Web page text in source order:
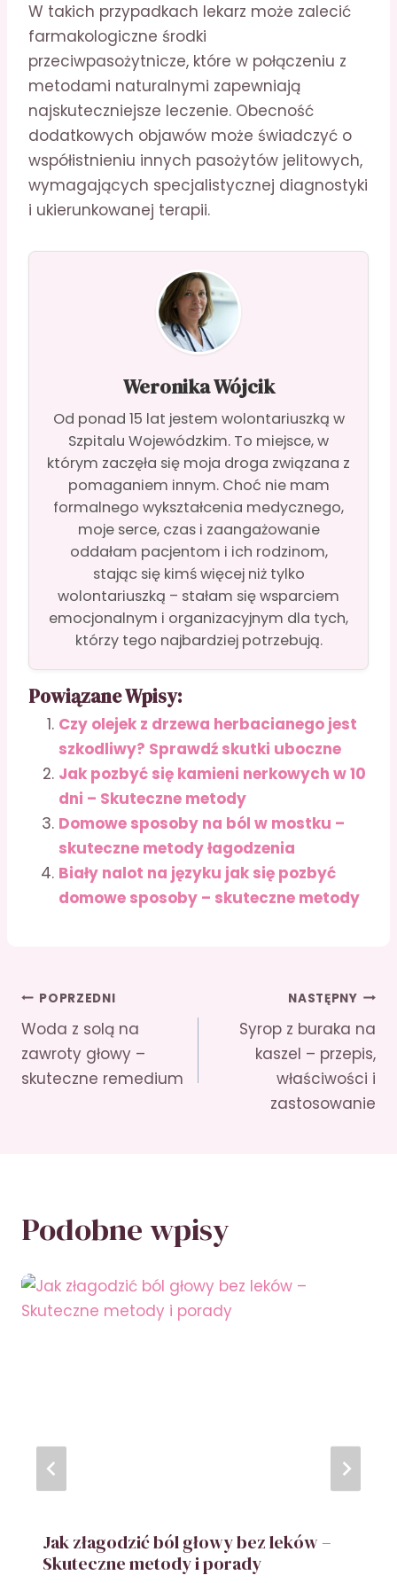
W takich przypadkach lekarz może zalecić
farmakologiczne środki
przeciwpasożytnicze, które w połączeniu z
metodami naturalnymi zapewniają
najskuteczniejsze leczenie. Obecność
dodatkowych objawów może świadczyć o
współistnieniu innych pasożytów jelitowych,
wymagających specjalistycznej diagnostyki
i ukierunkowanej terapii.
Weronika Wójcik
Od ponad 15 lat jestem wolontariuszką w
Szpitalu Wojewódzkim. To miejsce, w
którym zaczęła się moja droga związana z
pomaganiem innym. Choć nie mam
formalnego wykształcenia medycznego,
moje serce, czas i zaangażowanie
oddałam pacjentom i ich rodzinom,
stając się kimś więcej niż tylko
wolontariuszką – stałam się wsparciem
emocjonalnym i organizacyjnym dla tych,
którzy tego najbardziej potrzebują.
Powiązane Wpisy:
Czy olejek z drzewa herbacianego jest
szkodliwy? Sprawdź skutki uboczne
Jak pozbyć się kamieni nerkowych w 10
dni – Skuteczne metody
Domowe sposoby na ból w mostku –
skuteczne metody łagodzenia
Biały nalot na języku jak się pozbyć
domowe sposoby – skuteczne metody
Nawigacja
wpisu
POPRZEDNI
Woda z solą na
zawroty głowy –
skuteczne remedium
NASTĘPNY
Syrop z buraka na
kaszel – przepis,
właściwości i
zastosowanie
Podobne wpisy
Jak złagodzić ból głowy bez leków –
Skuteczne metody i porady